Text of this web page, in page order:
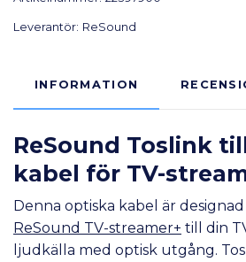
Leverantör: ReSound
INFORMATION
ReSound Toslink
kabel för TV-
Denna optiska kabel är
ReSound TV-streamer+ till din
ljudkälla med optisk utgång.